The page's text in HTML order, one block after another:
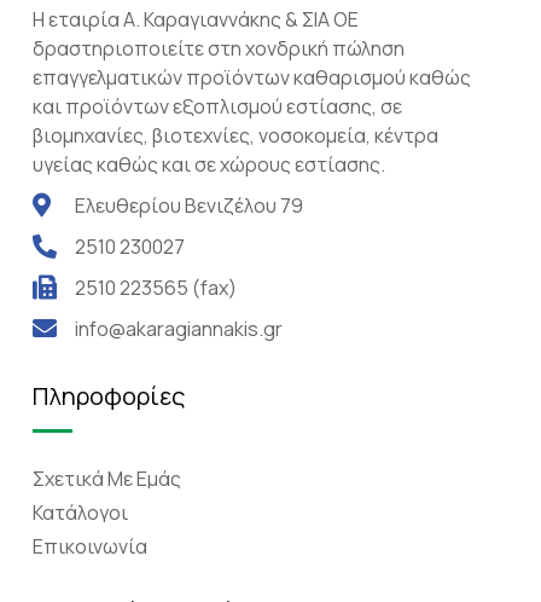
Η εταιρία Α. Καραγιαννάκης & ΣΙΑ ΟΕ
δραστηριοποιείτε στη χονδρική πώληση
επαγγελματικών προϊόντων καθαρισμού καθώς
και προϊόντων εξοπλισμού εστίασης, σε
βιομηχανίες, βιοτεχνίες, νοσοκομεία, κέντρα
υγείας καθώς και σε χώρους εστίασης.
Ελευθερίου Βενιζέλου 79
2510 230027
2510 223565 (fax)
info@akaragiannakis.gr
Πληροφορίες
Σχετικά Mε Eμάς
Κατάλογοι
Επικοινωνία